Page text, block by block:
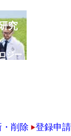
究
ジー
・削除 登録申請